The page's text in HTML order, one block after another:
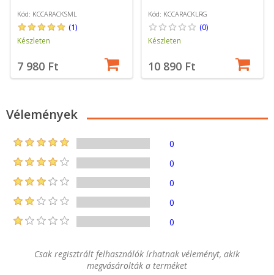
Kód: KCCARACKSML
(1)
Készleten
7 980 Ft
Kód: KCCARACKLRG
(0)
Készleten
10 890 Ft
Vélemények
0
0
0
0
0
Csak regisztrált felhasználók írhatnak véleményt, akik
megvásárolták a terméket